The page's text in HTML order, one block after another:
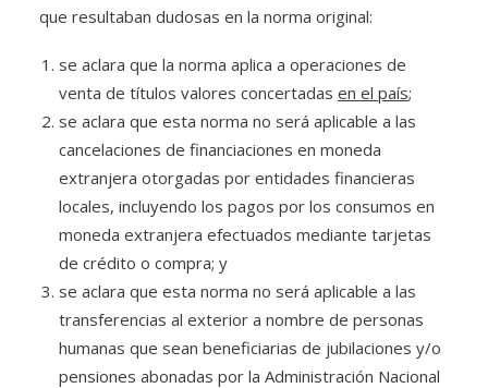
que resultaban dudosas en la norma original:
se aclara que la norma aplica a operaciones de
venta de títulos valores concertadas en el país;
se aclara que esta norma no será aplicable a las
cancelaciones de financiaciones en moneda
extranjera otorgadas por entidades financieras
locales, incluyendo los pagos por los consumos en
moneda extranjera efectuados mediante tarjetas
de crédito o compra; y
se aclara que esta norma no será aplicable a las
transferencias al exterior a nombre de personas
humanas que sean beneficiarias de jubilaciones y/o
pensiones abonadas por la Administración Nacional